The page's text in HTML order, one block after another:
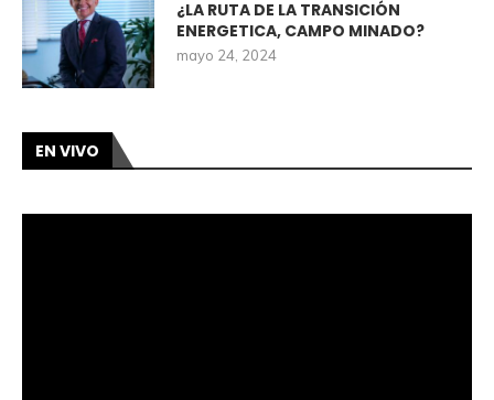
¿LA RUTA DE LA TRANSICIÓN
ENERGETICA, CAMPO MINADO?
mayo 24, 2024
EN VIVO